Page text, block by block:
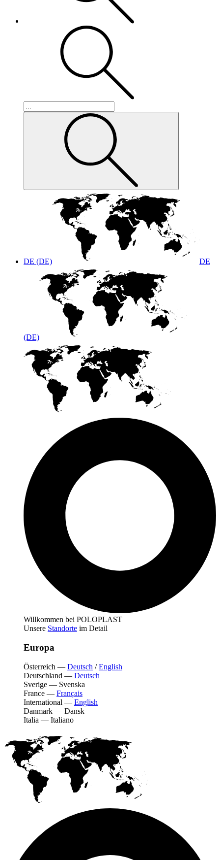
DE (DE) DE
(DE)
Willkommen bei POLOPLAST
Unsere Standorte im Detail
Europa
Österreich — Deutsch /English
Deutschland — Deutsch
Sverige — Svenska
France — Français
International — English
Danmark — Dansk
Italia — Italiano